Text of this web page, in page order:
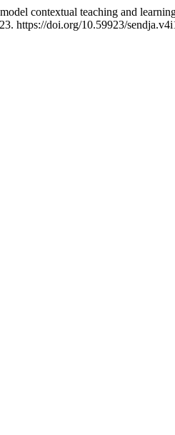
contextual teaching and
https://doi.org/10.59923/